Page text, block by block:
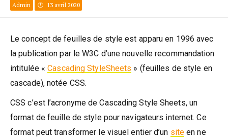
Admin 13 avril 2020
Le concept de feuilles de style est apparu en 1996 avec
la publication par le W3C d’une nouvelle recommandation
intitulée «Cascading StyleSheets » (feuilles de style en
cascade), notée CSS.
CSS c’est l’acronyme de Cascading Style Sheets, un
format de feuille de style pour navigateurs internet. Ce
format peut transformer le visuel entier d’un site en ne